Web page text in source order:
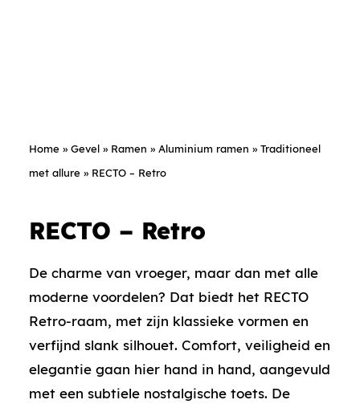
Home » Gevel» Ramen » Aluminium ramen » Traditioneel
met allure » RECTO – Retro
RECTO – Retro
De charme van vroeger, maar dan met alle
moderne voordelen? Dat biedt het RECTO
Retro-raam, met zijn klassieke vormen en
verfijnd slank silhouet. Comfort, veiligheid en
elegantie gaan hier hand in hand, aangevuld
met een subtiele nostalgische toets. De